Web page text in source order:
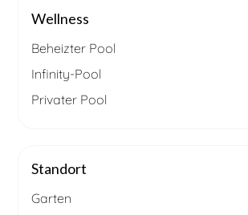
Wellness
Beheizter Pool
Infinity-Pool
Privater Pool
Standort
Garten